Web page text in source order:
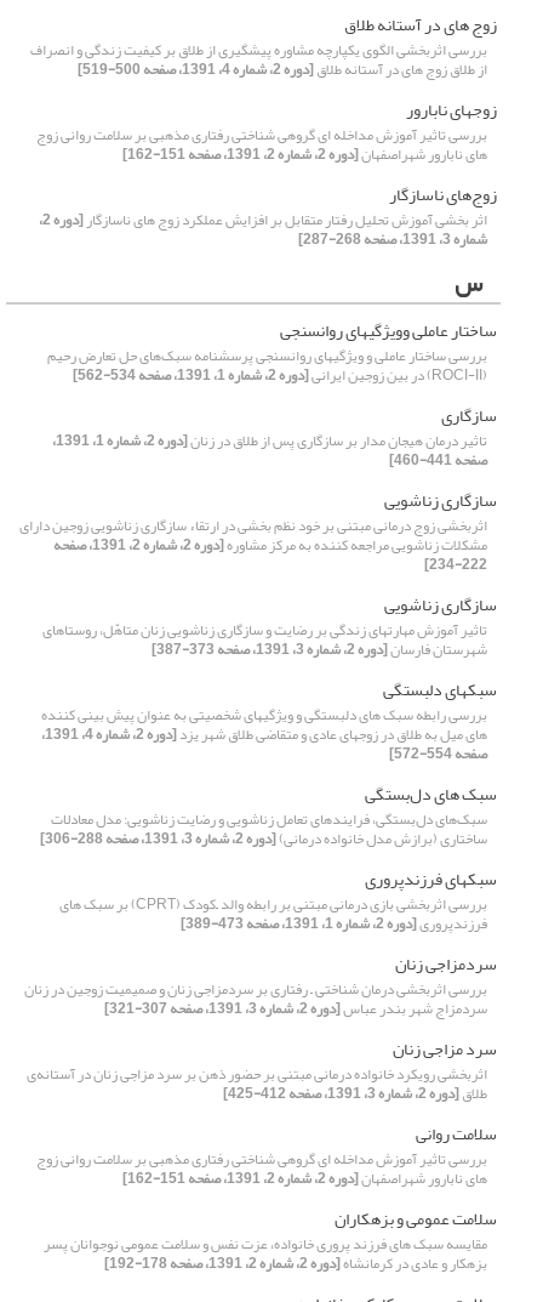
زوج های در آستانه طلاق
بررسی اثربخشی الگوی یکپارچه مشاوره پیشگیری از طلاق بر کیفیت زندگی و انصراف
از طلاق زوج های در آستانه طلاق[دوره 2، شماره 4، 1391، صفحه 500-519]
زوجهای نابارور
بررسی تاثیر آموزش مداخله ای گروهی شناختی رفتاری مذهبی بر سلامت روانی زوج
های نابارور شهراصفهان[دوره 2، شماره 2، 1391، صفحه 151-162]
زوج‌های ناسازگار
اثر بخشی آموزش تحلیل رفتار متقابل بر افزایش عملکرد زوج ‌های ناسازگار [دوره 2،
شماره 3، 1391، صفحه 268-287]
س
ساختار عاملی وویژگی‏های روان‎سنجی
بررسی ساختار عاملی و ویژگی‎های روان‎سنجی پرسشنامه سبک‌های حل تعارض رحیم
(ROCI-II) در بین زوجین ایرانی [دوره 2، شماره 1، 1391، صفحه 534-562]
سازگاری
تاثیر درمان هیجان مدار بر سازگاری پس از طلاق در زنان [دوره 2، شماره 1، 1391،
صفحه 441-460]
سازگاری زناشویی
اثربخشی زوج درمانی مبتنی بر خود نظم بخشی در ارتقاء سازگاری زناشویی زوجین دارای
مشکلات زناشویی مراجعه کننده به مرکز مشاوره [دوره 2، شماره 2، 1391، صفحه
222-234]
سازگاری زناشویی
تاثیر آموزش مهارت‏های زندگی بر رضایت و سازگاری زناشویی زنان متاهّل، روستاهای
شهرستان فارسان[دوره 2، شماره 3، 1391، صفحه 373-387]
سبکهای دلبستگی
بررسی رابطه سبک های دلبستگی و ویژگیهای شخصیتی به عنوان پیش بینی کننده
های میل به طلاق در زوجهای عادی و متقاضی طلاق شهر یزد [دوره 2، شماره 4، 1391،
صفحه 554-572]
سبک های دل‌بستگی
سبک‌های دل‌بستگی، فرایندهای تعامل زناشویی و رضایت زناشویی: مدل معادلات
ساختاری (برازش مدل خانواده درمانی)[دوره 2، شماره 3، 1391، صفحه 288-306]
سبکهای فرزندپروری
بررسی اثربخشی بازی درمانی مبتنی بر رابطه والد –کودک (CPRT) بر سبک های
فرزندپروری[دوره 2، شماره 1، 1391، صفحه 473-389]
سردمزاجی زنان
بررسی اثربخشی درمان شناختی – رفتاری بر سردمزاجی زنان و صمیمیت زوجین در زنان
سردمزاج شهر بندر عباس[دوره 2، شماره 3، 1391، صفحه 307-321]
سرد مزاجی زنان
اثربخشی رویکرد خانواده درمانی مبتنی بر حضور ذهن بر سرد مزاجی زنان در آستانه‌ی
طلاق[دوره 2، شماره 3، 1391، صفحه 412-425]
سلامت روانی
بررسی تاثیر آموزش مداخله ای گروهی شناختی رفتاری مذهبی بر سلامت روانی زوج
های نابارور شهراصفهان[دوره 2، شماره 2، 1391، صفحه 151-162]
سلامت عمومی و بزهکاران
مقایسه سبک های فرزند پروری خانواده، عزت نفس و سلامت عمومی نوجوانان پسر
بزهکار و عادی در کرمانشاه[دوره 2، شماره 2، 1391، صفحه 178-192]